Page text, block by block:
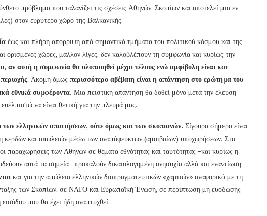
πρόβλημα που ταλανίζει τις σχέσεις Αθηνών-Σκοπίων και αποτελεί μια εν
στον ευρύτερο χώρο της Βαλκανικής.
έως και πλήρη απόρριψη από σημαντικά τμήματα του πολιτικού κόσμου και της
ορισμένες χώρες, μάλλον λίγες, δεν καλοβλέπουν τη συμφωνία και κυρίως την
αν αυτή η συμφωνία θα υλοποιηθεί μέχρι τέλους ενώ αμφίβολη είναι και
. Ακόμη όμως περισσότερο αβέβαιη είναι η απάντηση στο ερώτημα του
εθνικά συμφέροντα. Μια πειστική απάντηση θα δοθεί μόνο μετά την έλευση
να είναι θετική για την πλευρά μας.
ελληνικών απαιτήσεων, ούτε όμως και των σκοπιανών. Σίγουρα σήμερα είναι
κερδών και απωλειών μέσω των αναπόφευκτων (αμοιβαίων) υποχωρήσεων. Στα
παραχωρήσεις των Αθηνών σε θέματα εθνότητας και ταυτότητας -και κυρίως η
αυτά τα σημεία- προκαλούν δικαιολογημένη ανησυχία αλλά και εναντίωση
και για την απώλεια ελληνικών διαπραγματευτικών «χαρτιών» αναφορικά με τη
των Σκοπίων, σε ΝΑΤΟ και Ευρωπαϊκή Ένωση, σε περίπτωση μη ευόδωσης
που θα έχει ήδη αναπτυχθεί.